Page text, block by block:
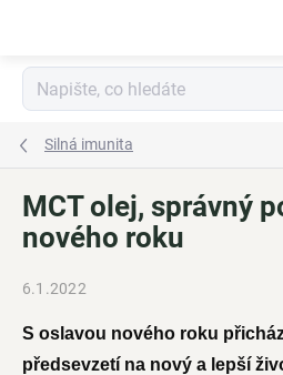
Silná imunita
MCT olej, správný
nového roku
6.1.2022
S oslavou nového roku
předsevzetí na nový a lepší